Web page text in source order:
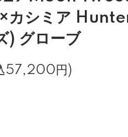
カシミア
) グローブ
57,200円)